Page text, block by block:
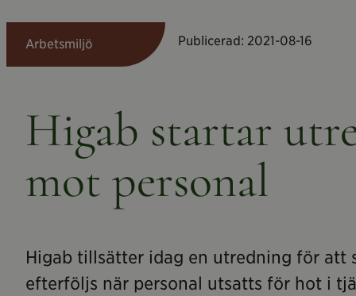
Arbetsmiljö Publicerad: 2021-08-16
Higab startar
mot personal
Higab tillsätter idag en utredning för att
efterföljs när personal utsatts för hot i